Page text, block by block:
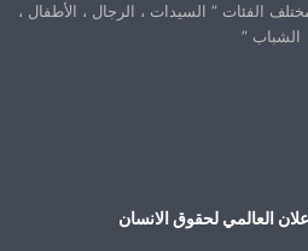
الفئات ” السيدات ، الرجال ، الأطفال ،
الشباب ”
العالمي لحقوق الانسان